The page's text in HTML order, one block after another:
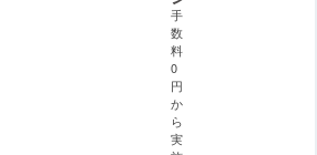
手
数
料
0
円
か
ら
実